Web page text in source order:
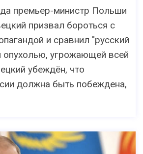
премьер-министр Польши
призвал бороться с
и сравнил "русский
опухолью, угрожающей всей
убеждён, что
должна быть побеждена,